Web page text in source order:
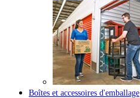
Boîtes et accessoires d'emballage